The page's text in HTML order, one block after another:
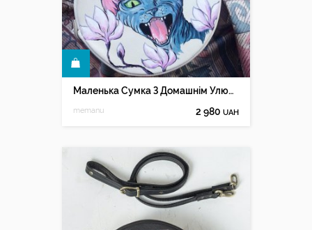
Маленька Сумка З Домашнім Улюбленцем Сфінкс
memanu 2 980 UAH